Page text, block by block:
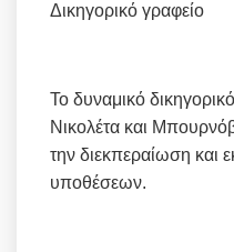
Δικηγορικό γραφείο
Το δυναμικό
Νικολέτα και
την διεκπεραίωση
υποθέσεων.